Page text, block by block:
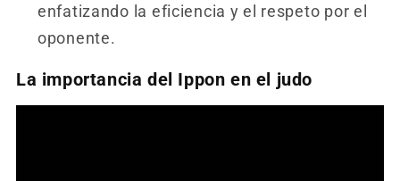
enfatizando la eficiencia y el respeto por el
oponente.
La importancia del Ippon en el judo